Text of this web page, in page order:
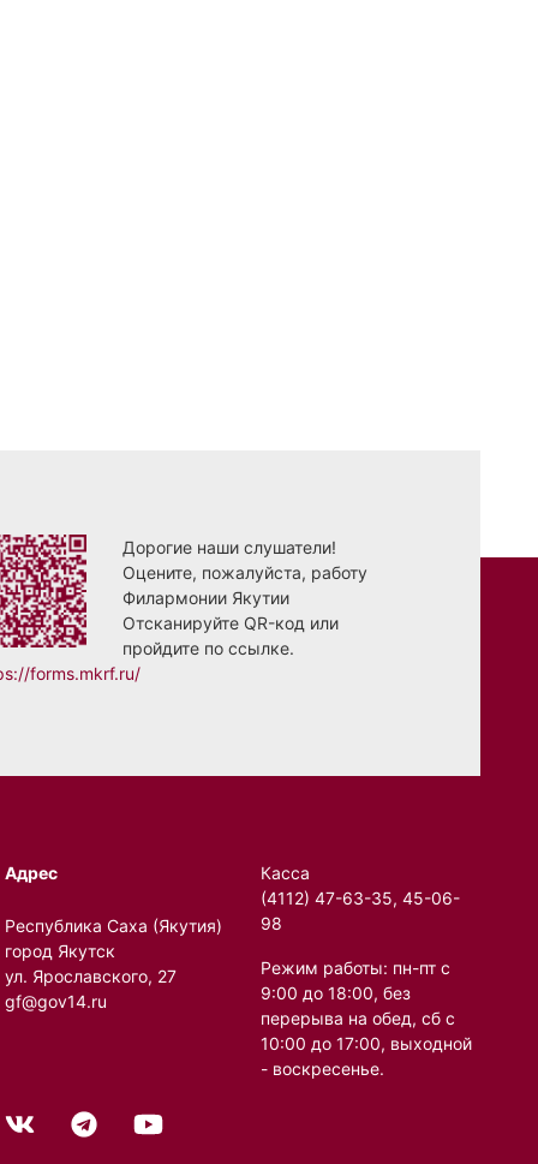
Дорогие наши слушатели!
Оцените, пожалуйста, работу
Филармонии Якутии
Отсканируйте QR-код или
пройдите по ссылке.
forms.mkrf.ru/
Адрес
Республика Саха (Якутия)
город Якутск
ул. Ярославского, 27
gf@gov14.ru
Касса
(4112) 47-63-35, 45-06-
98
Режим работы: пн-пт с
9:00 до 18:00, без
перерыва на обед, сб с
10:00 до 17:00, выходной
- воскресенье.